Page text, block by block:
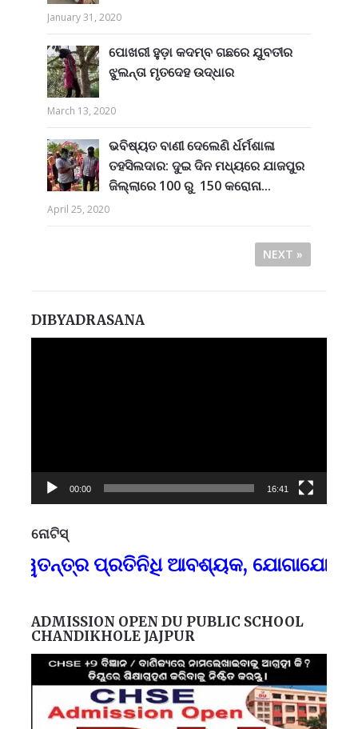
January 31, 2020
ପୋଖରୀ ହୁଡ଼ା କଦମ୍ବ ଗଛରେ ଯୁବତୀର
ଝୁଲନ୍ତା ମୃତଦେହ ଉଦ୍ଧାର
March 13, 2020
ଭବିଷ୍ୟତ ବାଣୀ ଦେଲେଣି ର୍ଧର୍ମଶାଳା
ତହସିଲଦାର: ଦୁଇ ଦିନ ମଧ୍ୟରେ ଯାଜପୁର
ଜିଲ୍ଲାରେ 100 ରୁ 150 କରୋନା...
April 25, 2020
NEXT »
DIBYADRASANA
00:00 16:41
ନୋଟିସ୍
ପ୍ରତିନିଧି ଆବଶ୍ୟକ, ଯୋଗାଯୋଗ-
ADMISSION OPEN DU PUBLIC SCHOOL
CHANDIKHOLE JAJPUR